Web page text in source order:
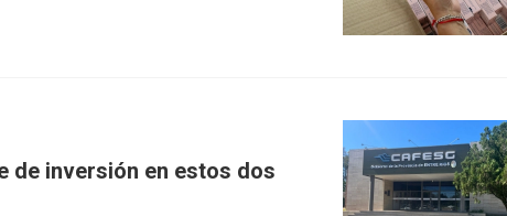
de inversión en estos dos